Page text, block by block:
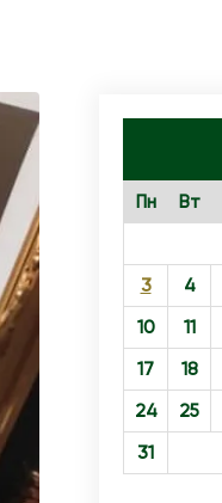
Пн Вт
3
4
10
11
17
18
24
25
31